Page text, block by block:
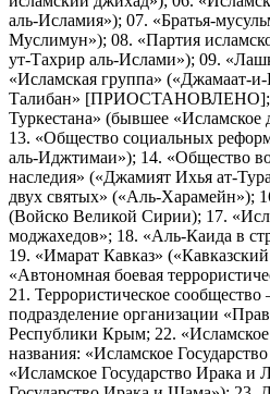
аль-Исламия»); 07. «Братья-
Муслимун»); 08. «Партия
ут-Тахрир аль-Ислами»); 09.
«Исламская группа» («Джамаат-
Талибан» [ПРИОСТАНОВЛЕНО];
Туркестана» (бывшее «Исламское
13. «Общество социальных
аль-Иджтимаи»); 14. «Общество
наследия» («Джамият Ихья ат-
двух святых» («Аль-
(Войско Великой Сирии); 17.
моджахедов»; 18. «Аль-Каида в
19. «Имарат Кавказ»
«Автономная боевая
21. Террористическое сообщество
подразделение организации
Республики Крым; 22. «Исламское
названия: «Исламское
«Исламское Государство Ирака и